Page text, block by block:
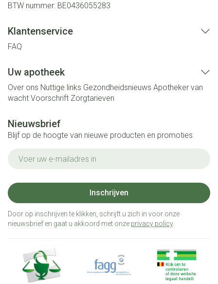
BTW nummer: BE0436055283
Klantenservice
FAQ
Uw apotheek
Over ons Nuttige links Gezondheidsnieuws Apotheker van
wacht Voorschrift Zorgtarieven
Nieuwsbrief
Blijf op de hoogte van nieuwe producten en promoties
Inschrijven
Door op inschrijven te klikken, schrijft u zich in voor onze
nieuwsbrief en gaat u akkoord met onze privacy policy.